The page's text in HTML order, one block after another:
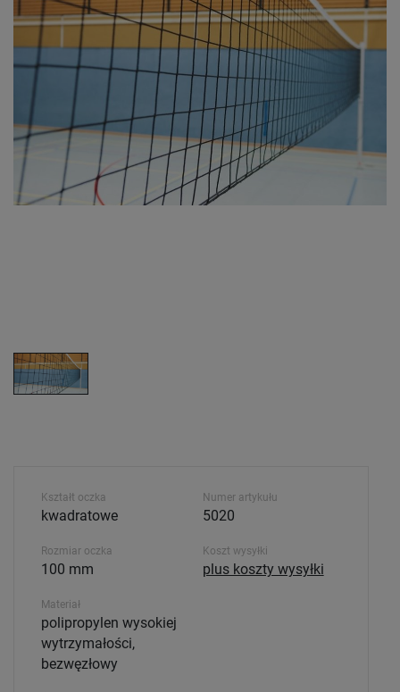
Kształt oczka
kwadratowe
Rozmiar oczka
100 mm
Materiał
polipropylen wysokiej
wytrzymałości,
bezwęzłowy
Numer artykułu
5020
Koszt wysyłki
plus koszty wysyłki